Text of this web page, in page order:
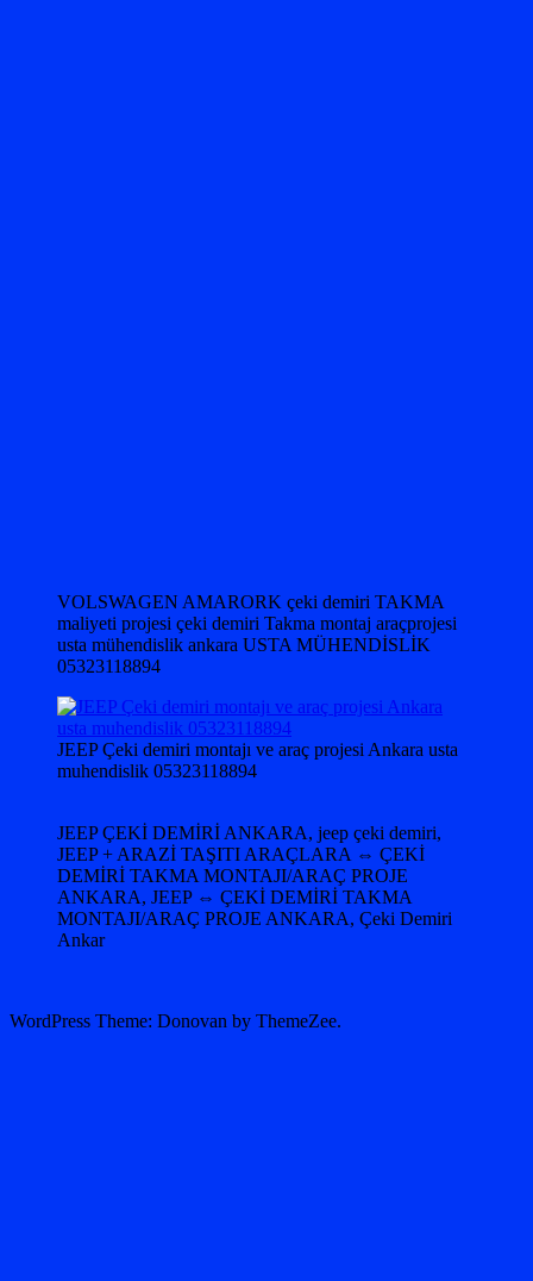
VOLSWAGEN AMARORK çeki demiri TAKMA
maliyeti projesi çeki demiri Takma montaj araçprojesi
usta mühendislik ankara USTA MÜHENDİSLİK
05323118894
JEEP Çeki demiri montajı ve araç projesi Ankara usta
muhendislik 05323118894
JEEP ÇEKİ DEMİRİ ANKARA, jeep çeki demiri,
JEEP + ARAZİ TAŞITI ARAÇLARA ⇔ ÇEKİ
DEMİRİ TAKMA MONTAJI/ARAÇ PROJE
ANKARA, JEEP ⇔ ÇEKİ DEMİRİ TAKMA
MONTAJI/ARAÇ PROJE ANKARA, Çeki Demiri
Ankar
WordPress Theme: Donovan by ThemeZee.